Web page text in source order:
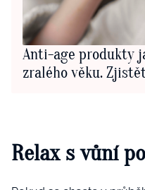
Anti-age produkty
zralého věku.
Relax s vůní